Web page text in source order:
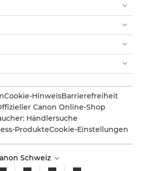
Cookie-HinweisBarrierefreiheit
Canon Online-Shop
Händlersuche
ProdukteCookie-Einstellungen
Schweiz